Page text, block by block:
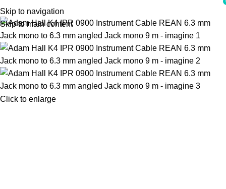
Skip to navigation
Skip to main content
Click to enlarge